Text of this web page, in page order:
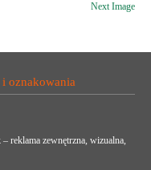
Next Image
oznakowania
reklama zewnętrzna, wizualna,